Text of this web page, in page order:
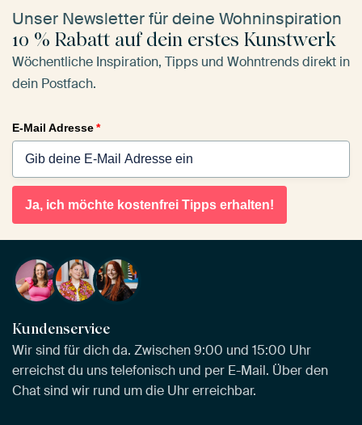
Unser Newsletter für deine Wohninspiration
10 % Rabatt auf dein erstes Kunstwerk
Wöchentliche Inspiration, Tipps und Wohntrends direkt in
dein Postfach.
E-Mail Adresse*
Ja, ich möchte kostenfrei Tipps erhalten!
Kundenservice
Wir sind für dich da. Zwischen 9:00 und 15:00 Uhr
erreichst du uns telefonisch und per E-Mail. Über den
Chat sind wir rund um die Uhr erreichbar.